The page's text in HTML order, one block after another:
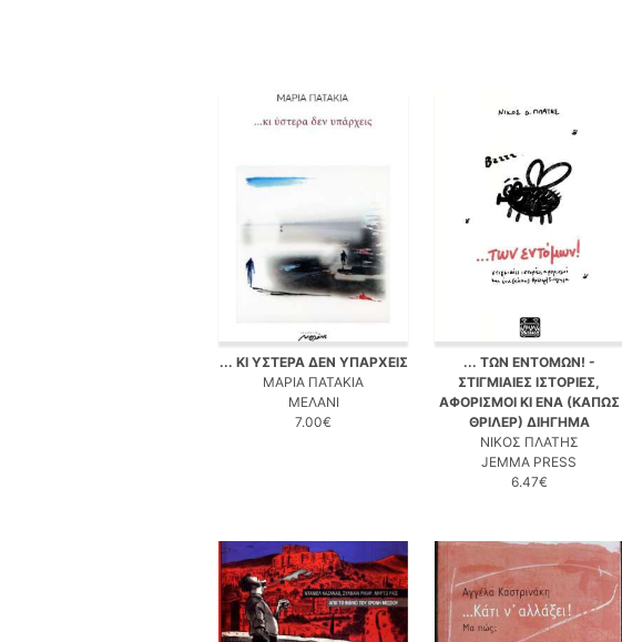
... ΚΙ ΥΣΤΕΡΑ ΔΕΝ ΥΠΑΡΧΕΙΣ
ΜΑΡΙΑ ΠΑΤΑΚΙΑ
ΜΕΛΑΝΙ
7.00€
... ΤΩΝ ΕΝΤΟΜΩΝ! -
ΣΤΙΓΜΙΑΙΕΣ ΙΣΤΟΡΙΕΣ,
ΑΦΟΡΙΣΜΟΙ ΚΙ ΕΝΑ (ΚΑΠΩΣ
ΘΡΙΛΕΡ) ΔΙΗΓΗΜΑ
ΝΙΚΟΣ ΠΛΑΤΗΣ
JEMMA PRESS
6.47€